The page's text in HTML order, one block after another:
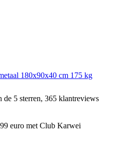
180x90x40 cm 175 kg
de 5 sterren, 365 klantreviews
euro met Club Karwei